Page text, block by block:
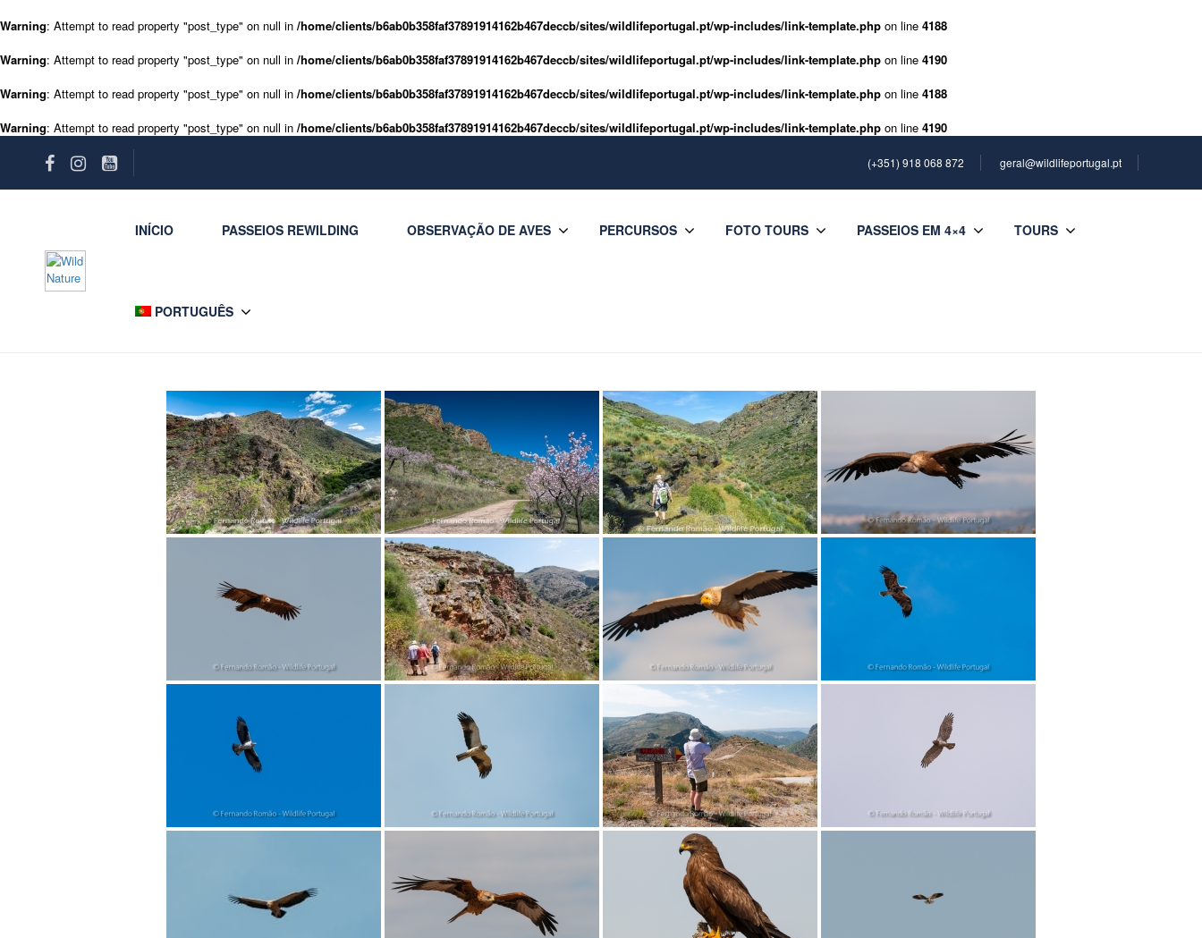
Warning: Attempt to read property "post_type" on null in /home/clients/b6ab0b358faf37891914162b467deccb/sites/wildlifeportugal.pt/wp-includes/link-template.php on line 4188
Warning: Attempt to read property "post_type" on null in /home/clients/b6ab0b358faf37891914162b467deccb/sites/wildlifeportugal.pt/wp-includes/link-template.php on line 4190
Warning: Attempt to read property "post_type" on null in /home/clients/b6ab0b358faf37891914162b467deccb/sites/wildlifeportugal.pt/wp-includes/link-template.php on line 4188
Warning: Attempt to read property "post_type" on null in /home/clients/b6ab0b358faf37891914162b467deccb/sites/wildlifeportugal.pt/wp-includes/link-template.php on line 4190
(+351) 918 068 872 geral@wildlifeportugal.pt
INÍCIO PASSEIOS REWILDING OBSERVAÇÃO DE AVES PERCURSOS FOTO TOURS PASSEIOS EM 4×4 TOURS
PORTUGUÊS